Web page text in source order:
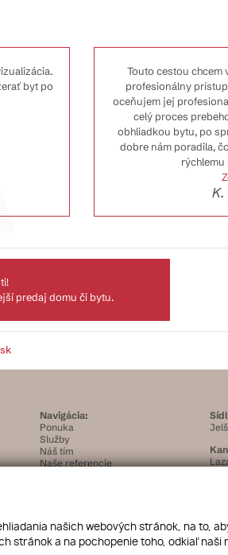
našich webových stránok, na to,
stránok a na pochopenie toho, odkiaľ naši
byt po
Touto cestou chcem
profesionálny
oceňujem jej
celý proces
obhliadkou bytu, po
dobre nám poradila,
rýchlemu
K.
predaj domu či bytu.
Navigácia:
Ponuka
Služby
Náš tím
Naše referencie